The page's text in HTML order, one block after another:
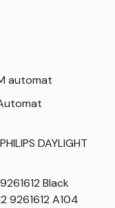
automat
DAYLIGHT
Black
9261612 A104